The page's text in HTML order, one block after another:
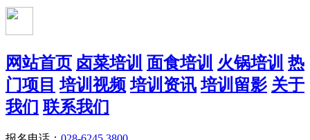
网站首页 卤菜培训 面食培训 火锅培训 热
门项目 培训视频 培训资讯 培训留影 关于
我们 联系我们